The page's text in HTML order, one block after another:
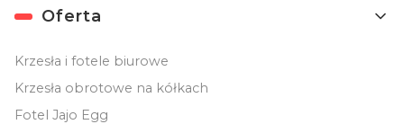
Oferta
Krzesła i fotele biurowe
Krzesła obrotowe na kółkach
Fotel Jajo Egg